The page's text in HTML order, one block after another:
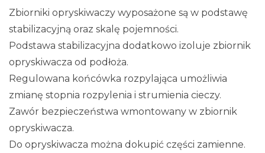
Zbiorniki opryskiwaczy wyposażone są w podstawę
stabilizacyjną oraz skalę pojemności.
Podstawa stabilizacyjna dodatkowo izoluje zbiornik
opryskiwacza od podłoża.
Regulowana końcówka rozpylająca umożliwia
zmianę stopnia rozpylenia i strumienia cieczy.
Zawór bezpieczeństwa wmontowany w zbiornik
opryskiwacza.
Do opryskiwacza można dokupić części zamienne.